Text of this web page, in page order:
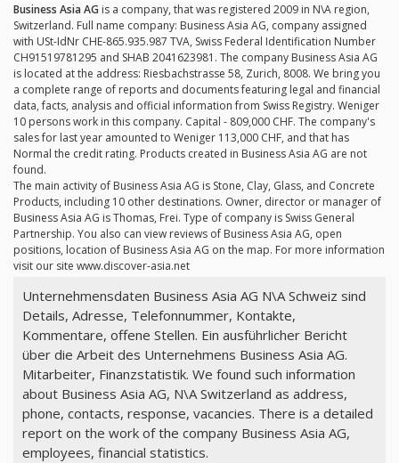
Business Asia AG is a company, that was registered 2009 in N\A region,
Switzerland. Full name company: Business Asia AG, company assigned
with USt-IdNr CHE-865.935.987 TVA, Swiss Federal Identification Number
CH91519781295 and SHAB 2041623981. The company Business Asia AG
is located at the address: Riesbachstrasse 58, Zurich, 8008. We bring you
a complete range of reports and documents featuring legal and financial
data, facts, analysis and official information from Swiss Registry. Weniger
10 persons work in this company. Capital - 809,000 CHF. The company's
sales for last year amounted to Weniger 113,000 CHF, and that has
Normal the credit rating. Products created in Business Asia AG are not
found.
The main activity of Business Asia AG is Stone, Clay, Glass, and Concrete
Products, including 10 other destinations. Owner, director or manager of
Business Asia AG is Thomas, Frei. Type of company is Swiss General
Partnership. You also can view reviews of Business Asia AG, open
positions, location of Business Asia AG on the map. For more information
visit our site www.discover-asia.net
Unternehmensdaten Business Asia AG N\A Schweiz sind
Details, Adresse, Telefonnummer, Kontakte,
Kommentare, offene Stellen. Ein ausführlicher Bericht
über die Arbeit des Unternehmens Business Asia AG.
Mitarbeiter, Finanzstatistik. We found such information
about Business Asia AG, N\A Switzerland as address,
phone, contacts, response, vacancies. There is a detailed
report on the work of the company Business Asia AG,
employees, financial statistics.